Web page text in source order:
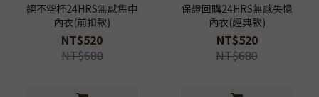
絕不空杯24HRS無感集中
內衣(前扣款)
NT$520
NT$680
保證回購24HRS無感失憶
內衣(經典款)
NT$520
NT$680